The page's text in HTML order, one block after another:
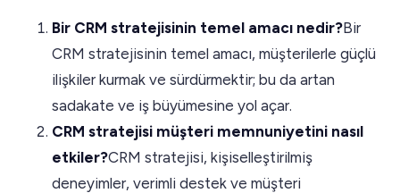
Bir CRM stratejisinin temel amacı nedir?Bir
CRM stratejisinin temel amacı, müşterilerle güçlü
ilişkiler kurmak ve sürdürmektir; bu da artan
sadakate ve iş büyümesine yol açar.
CRM stratejisi müşteri memnuniyetini nasıl
etkiler?CRM stratejisi, kişiselleştirilmiş
deneyimler, verimli destek ve müşteri